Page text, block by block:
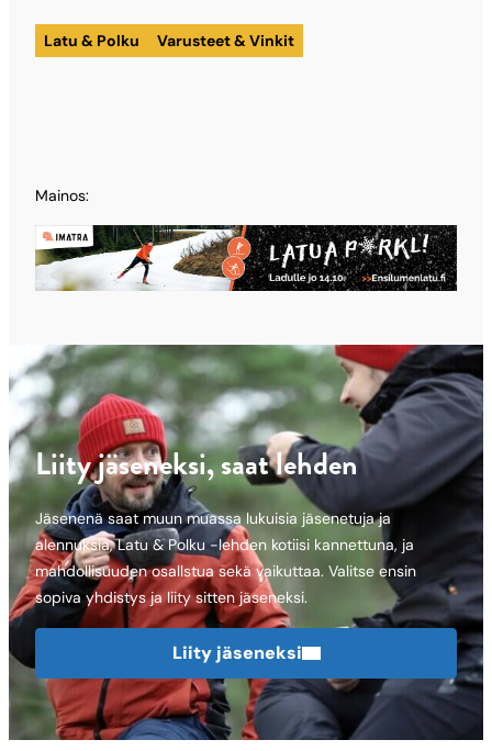
Latu & Polku Varusteet & Vinkit
Mainos:
Liity jäseneksi, saat lehden
Jäsenenä saat muun muassa lukuisia jäsenetuja ja
alennuksia, Latu & Polku -lehden kotiisi kannettuna, ja
mahdollisuuden osallstua sekä vaikuttaa. Valitse ensin
sopiva yhdistys ja liity sitten jäseneksi.
Liity jäseneksi